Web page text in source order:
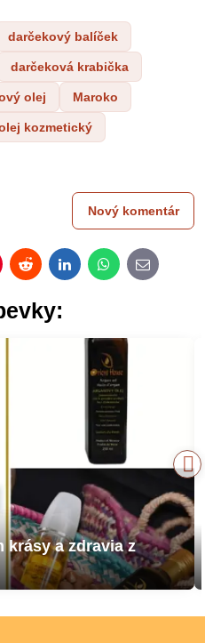
darčekový balíček
darčeková krabička
olej Maroko
kozmetický
Nový komentár
RedditLinkedInWhatsApp
E-
mail
krásy a zdravia z